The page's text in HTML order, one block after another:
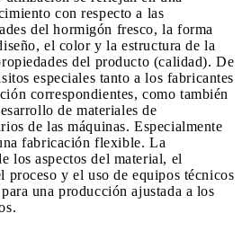
con respecto a las
del hormigón fresco, la forma
el color y la estructura de la
del producto (calidad). De
especiales tanto a los fabricantes
correspondientes, como también
de materiales de
de las máquinas. Especialmente
fabricación flexible. La
los aspectos del material, el
proceso y el uso de equipos técnicos
una producción ajustada a los